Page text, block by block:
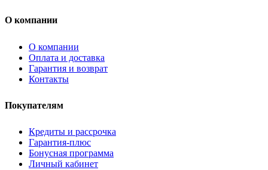
О компании
О компании
Оплата и доставка
Гарантия и возврат
Контакты
Покупателям
Кредиты и рассрочка
Гарантия-плюс
Бонусная программа
Личный кабинет